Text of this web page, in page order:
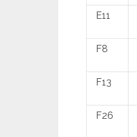
E11
F8
F13
F26